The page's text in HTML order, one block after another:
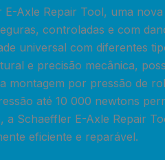
E-Axle Repair Tool, uma
controladas e com
universal com diferentes
e precisão mecânica,
montagem por pressão de
até 10 000 newtons
a Schaeffler E-Axle Repair
eficiente e reparável.